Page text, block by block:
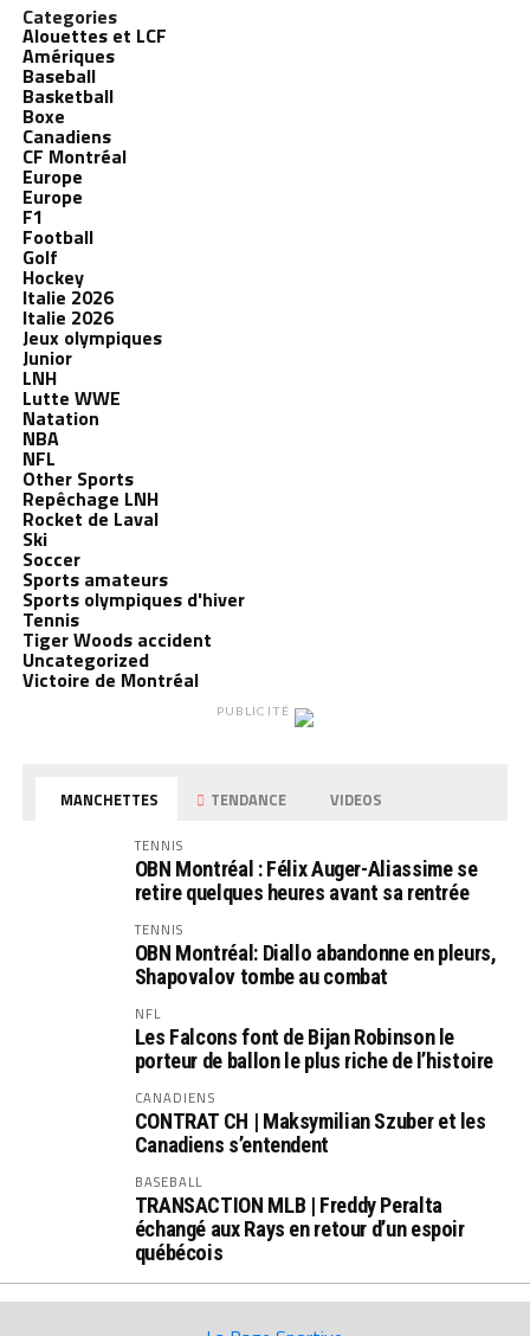
Categories
Alouettes et LCF
Amériques
Baseball
Basketball
Boxe
Canadiens
CF Montréal
Europe
Europe
F1
Football
Golf
Hockey
Italie 2026
Italie 2026
Jeux olympiques
Junior
LNH
Lutte WWE
Natation
NBA
NFL
Other Sports
Repêchage LNH
Rocket de Laval
Ski
Soccer
Sports amateurs
Sports olympiques d'hiver
Tennis
Tiger Woods accident
Uncategorized
Victoire de Montréal
PUBLICITÉ
MANCHETTES TENDANCE VIDEOS
TENNIS
OBN Montréal : Félix Auger-Aliassime se
retire quelques heures avant sa rentrée
TENNIS
OBN Montréal: Diallo abandonne en pleurs,
Shapovalov tombe au combat
NFL
Les Falcons font de Bijan Robinson le
porteur de ballon le plus riche de l’histoire
CANADIENS
CONTRAT CH | Maksymilian Szuber et les
Canadiens s’entendent
BASEBALL
TRANSACTION MLB | Freddy Peralta
échangé aux Rays en retour d’un espoir
québécois